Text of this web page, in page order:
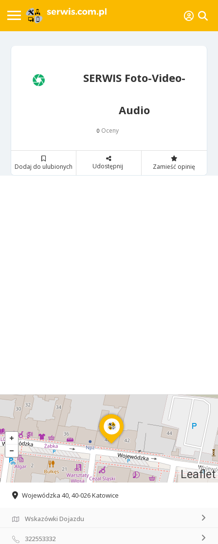
SERWIS Foto-Video-
Audio
0 Oceny
Dodaj do ulubionych Udostępnij Zamieść opinię
Leaflet
Wojewódzka 40, 40-026 Katowice
Wskazówki Dojazdu
322553332